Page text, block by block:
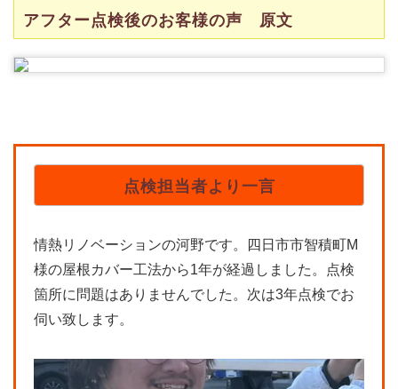
アフター点検後のお客様の声 原文
点検担当者より一言
情熱リノベーションの河野です。四日市市智積町M
様の屋根カバー工法から1年が経過しました。点検
箇所に問題はありませんでした。次は3年点検でお
伺い致します。